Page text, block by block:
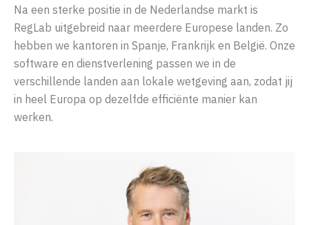
Na een sterke positie in de Nederlandse markt is
RegLab uitgebreid naar meerdere Europese landen. Zo
hebben we kantoren in Spanje, Frankrijk en België. Onze
software en dienstverlening passen we in de
verschillende landen aan lokale wetgeving aan, zodat jij
in heel Europa op dezelfde efficiënte manier kan
werken.